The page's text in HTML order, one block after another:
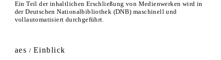
Ein Teil der inhaltlichen Erschließung von Medienwerken wird in
der Deutschen Nationalbibliothek (DNB) maschinell und
vollautomatisiert durchgeführt.
aes / Einblick